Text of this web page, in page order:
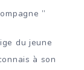
”
du jeune
à son